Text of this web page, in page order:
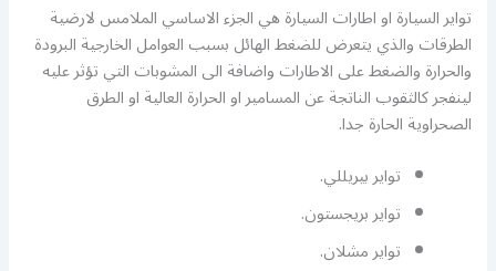
تواير السيارة او اطارات السيارة هي الجزء الاساسي الملامس لارضية
الطرقات والذي يتعرض للضغط الهائل بسبب العوامل الخارجية البرودة
والحرارة والضغط على الاطارات واضافة الى المشوبات التي تؤثر عليه
لينفجر كالثقوب الناتجة عن المسامير او الحرارة العالية او الطرق
الصحراوية الحارة جدا.
تواير بيريللي.
تواير بريجستون.
تواير مشلان.